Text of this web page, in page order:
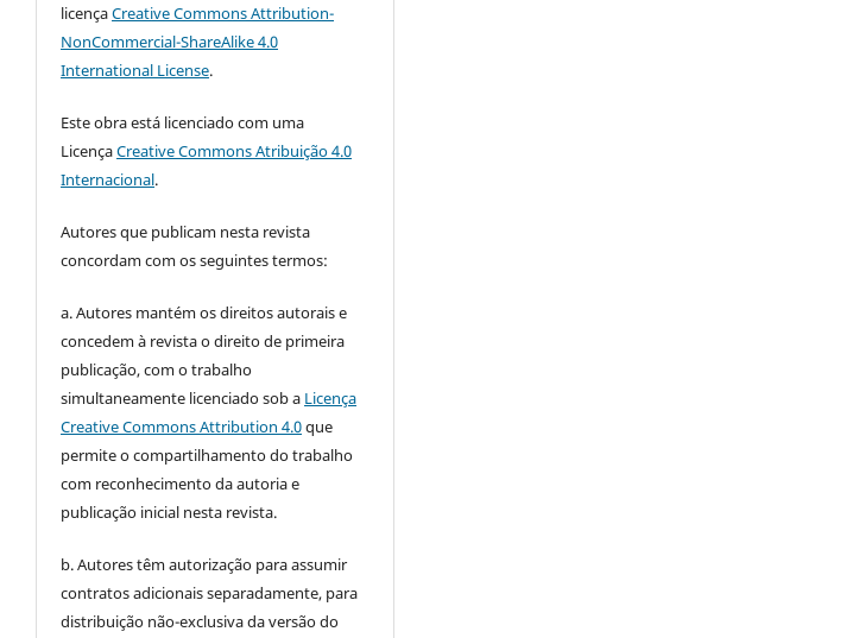
licençaCreative Commons Attribution-
NonCommercial-ShareAlike 4.0
International License.
Este obra está licenciado com uma
LicençaCreative Commons Atribuição 4.0
Internacional.
Autores que publicam nesta revista
concordam com os seguintes termos:
a. Autores mantém os direitos autorais e
concedem à revista o direito de primeira
publicação, com o trabalho
simultaneamente licenciado sob a Licença
Creative Commons Attribution 4.0que
permite o compartilhamento do trabalho
com reconhecimento da autoria e
publicação inicial nesta revista.
b. Autores têm autorização para assumir
contratos adicionais separadamente, para
distribuição não-exclusiva da versão do